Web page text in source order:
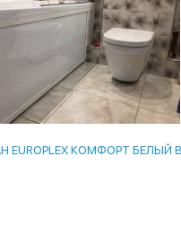
EUROPLEX КОМФОРТ БЕЛЫЙ